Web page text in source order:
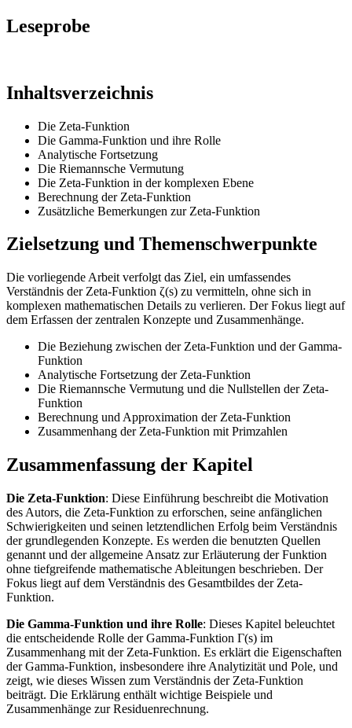
Leseprobe
Inhaltsverzeichnis
Die Zeta-Funktion
Die Gamma-Funktion und ihre Rolle
Analytische Fortsetzung
Die Riemannsche Vermutung
Die Zeta-Funktion in der komplexen Ebene
Berechnung der Zeta-Funktion
Zusätzliche Bemerkungen zur Zeta-Funktion
Zielsetzung und Themenschwerpunkte
Die vorliegende Arbeit verfolgt das Ziel, ein umfassendes
Verständnis der Zeta-Funktion ζ(s) zu vermitteln, ohne sich in
komplexen mathematischen Details zu verlieren. Der Fokus liegt auf
dem Erfassen der zentralen Konzepte und Zusammenhänge.
Die Beziehung zwischen der Zeta-Funktion und der Gamma-
Funktion
Analytische Fortsetzung der Zeta-Funktion
Die Riemannsche Vermutung und die Nullstellen der Zeta-
Funktion
Berechnung und Approximation der Zeta-Funktion
Zusammenhang der Zeta-Funktion mit Primzahlen
Zusammenfassung der Kapitel
Die Zeta-Funktion: Diese Einführung beschreibt die Motivation
des Autors, die Zeta-Funktion zu erforschen, seine anfänglichen
Schwierigkeiten und seinen letztendlichen Erfolg beim Verständnis
der grundlegenden Konzepte. Es werden die benutzten Quellen
genannt und der allgemeine Ansatz zur Erläuterung der Funktion
ohne tiefgreifende mathematische Ableitungen beschrieben. Der
Fokus liegt auf dem Verständnis des Gesamtbildes der Zeta-
Funktion.
Die Gamma-Funktion und ihre Rolle: Dieses Kapitel beleuchtet
die entscheidende Rolle der Gamma-Funktion Γ(s) im
Zusammenhang mit der Zeta-Funktion. Es erklärt die Eigenschaften
der Gamma-Funktion, insbesondere ihre Analytizität und Pole, und
zeigt, wie dieses Wissen zum Verständnis der Zeta-Funktion
beiträgt. Die Erklärung enthält wichtige Beispiele und
Zusammenhänge zur Residuenrechnung.